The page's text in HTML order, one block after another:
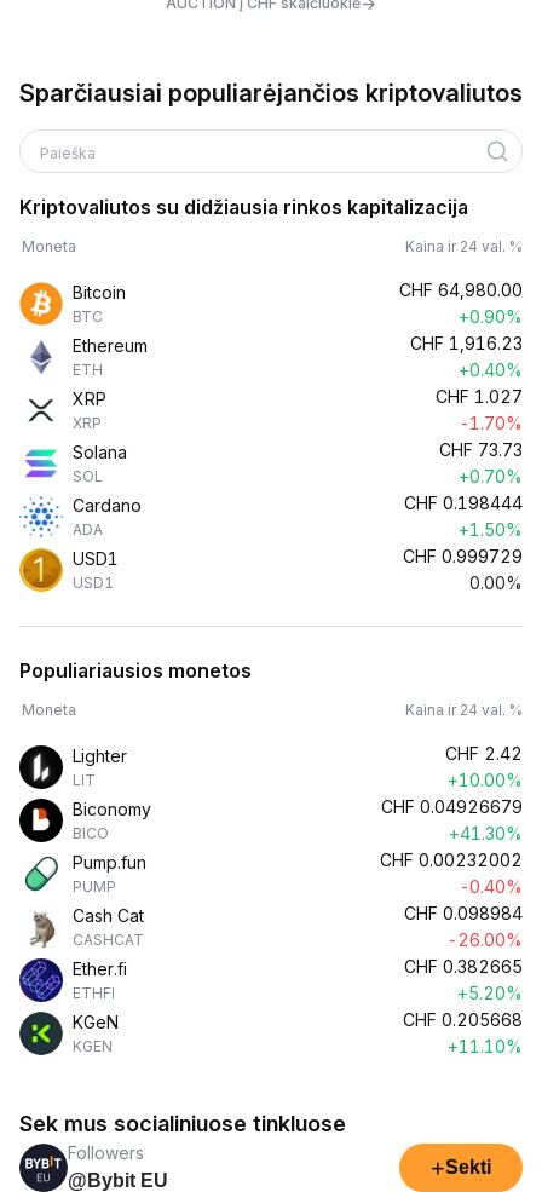
Sparčiausiai populiarėjančios kriptovaliutos
Paieška
Kriptovaliutos su didžiausia rinkos kapitalizacija
Moneta Kaina ir 24 val. %
Bitcoin
BTC
CHF 64,980.00
+0.90%
Ethereum
ETH
CHF 1,916.23
+0.40%
XRP
XRP
CHF 1.027
-1.70%
Solana
SOL
CHF 73.73
+0.70%
Cardano
ADA
CHF 0.198444
+1.50%
USD1
USD1
CHF 0.999729
0.00%
Populiariausios monetos
Moneta Kaina ir 24 val. %
Lighter
LIT
CHF 2.42
+10.00%
Biconomy
BICO
CHF 0.04926679
+41.30%
Pump.fun
PUMP
CHF 0.00232002
-0.40%
Cash Cat
CASHCAT
CHF 0.098984
-26.00%
Ether.fi
ETHFI
CHF 0.382665
+5.20%
KGeN
KGEN
CHF 0.205668
+11.10%
Sek mus socialiniuose tinkluose
Followers
@Bybit EU
+Sekti